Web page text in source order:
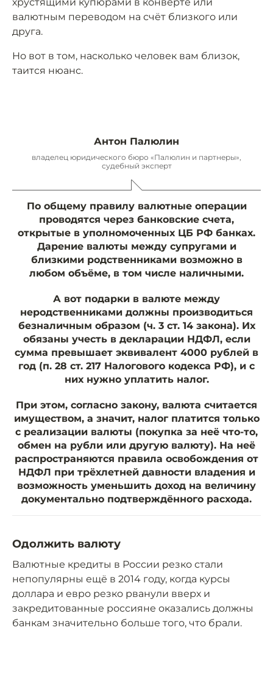
хрустящими купюрами в конверте или
валютным переводом на счёт близкого или
друга.
Но вот в том, насколько человек вам близок,
таится нюанс.
Антон Палюлин
владелец юридического бюро «Палюлин и партнеры»,
судебный эксперт
По общему правилу валютные операции
проводятся через банковские счета,
открытые в уполномоченных ЦБ РФ банках.
Дарение валюты между супругами и
близкими родственниками возможно в
любом объёме, в том числе наличными.
А вот подарки в валюте между
неродственниками должны производиться
безналичным образом (ч. 3 ст. 14 закона). Их
обязаны учесть в декларации НДФЛ, если
сумма превышает эквивалент 4000 рублей в
год (п. 28 ст. 217 Налогового кодекса РФ), и с
них нужно уплатить налог.
При этом, согласно закону, валюта считается
имуществом, а значит, налог платится только
с реализации валюты (покупка за неё что-то,
обмен на рубли или другую валюту). На неё
распространяются правила освобождения от
НДФЛ при трёхлетней давности владения и
возможность уменьшить доход на величину
документально подтверждённого расхода.
Одолжить валюту
Валютные кредиты в России резко стали
непопулярны ещё в 2014 году, когда курсы
доллара и евро резко рванули вверх и
закредитованные россияне оказались должны
банкам значительно больше того, что брали.